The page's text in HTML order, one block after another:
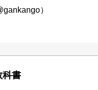
）
科書